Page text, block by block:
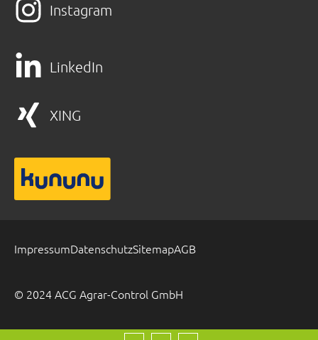
Instagram
LinkedIn
XING
ImpressumDatenschutzSitemapAGB
© 2024 ACG Agrar-Control GmbH